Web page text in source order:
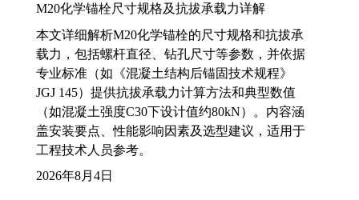
M20化学锚栓尺寸规格及抗拔承载力详解
本文详细解析M20化学锚栓的尺寸规格和抗拔承
载力，包括螺杆直径、钻孔尺寸等参数，并依据
专业标准（如《混凝土结构后锚固技术规程》
JGJ 145）提供抗拔承载力计算方法和典型数值
（如混凝土强度C30下设计值约80kN）。内容涵
盖安装要点、性能影响因素及选型建议，适用于
工程技术人员参考。
2026年8月4日